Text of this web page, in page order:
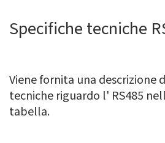
Specifiche tecniche
Viene fornita una descrizione
tecniche riguardo l' RS485
tabella.